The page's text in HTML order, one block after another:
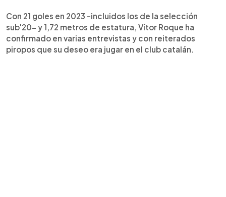
Con 21 goles en 2023 -incluidos los de la selección
sub'20- y 1,72 metros de estatura, Vítor Roque ha
confirmado en varias entrevistas y con reiterados
piropos que su deseo era jugar en el club catalán.